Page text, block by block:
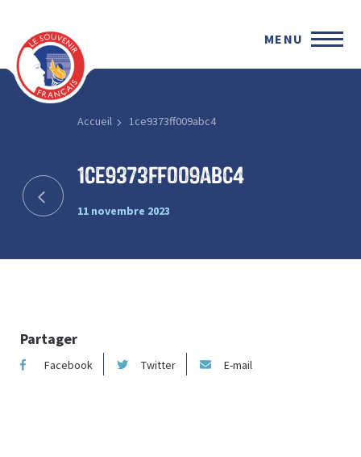
MENU
Accueil 1ce9373ff009abc4
1ce9373ff009abc4
11 novembre 2023
Partager
Facebook Twitter E-mail